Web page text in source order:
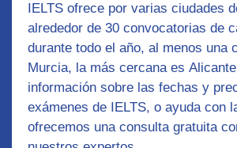
IELTS ofrece por varias ciudades
alrededor de 30 convocatorias de
durante todo el año, al menos una
Murcia, la más cercana es Alicante
información sobre las fechas y
exámenes de IELTS, o ayuda con
ofrecemos una consulta gratuita